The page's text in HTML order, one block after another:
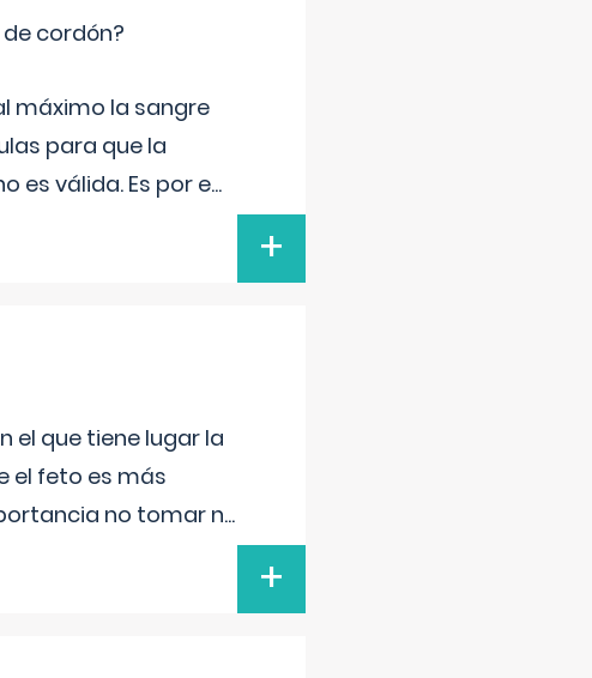
cordón?
máximo la sangre
para que la
es válida. Es por e...
+
el que tiene lugar la
el feto es más
no tomar n...
+